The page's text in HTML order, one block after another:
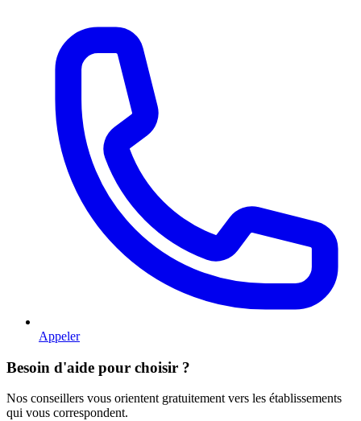
Appeler
Besoin d'aide pour choisir ?
Nos conseillers vous orientent gratuitement vers les établissements
qui vous correspondent.